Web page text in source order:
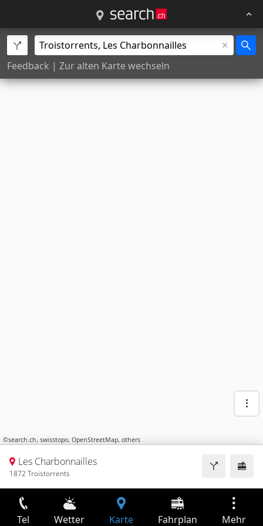
Feedback | Zur alten Karte wechseln
©search.ch, swisstopo, OpenStreetMap, others
Les Charbonnailles
1872 Troistorrents
Tel Wetter Karte Fahrplan Mehr